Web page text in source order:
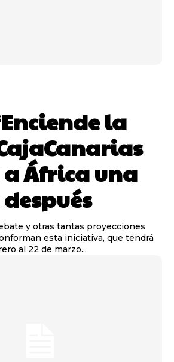
la
a África una
y otras tantas proyecciones
esta iniciativa, que tendrá
al 22 de marzo...